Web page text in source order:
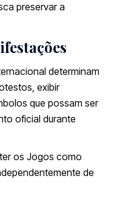
preservar a
determinam
exibir
que possam ser
oficial durante
os Jogos como
de